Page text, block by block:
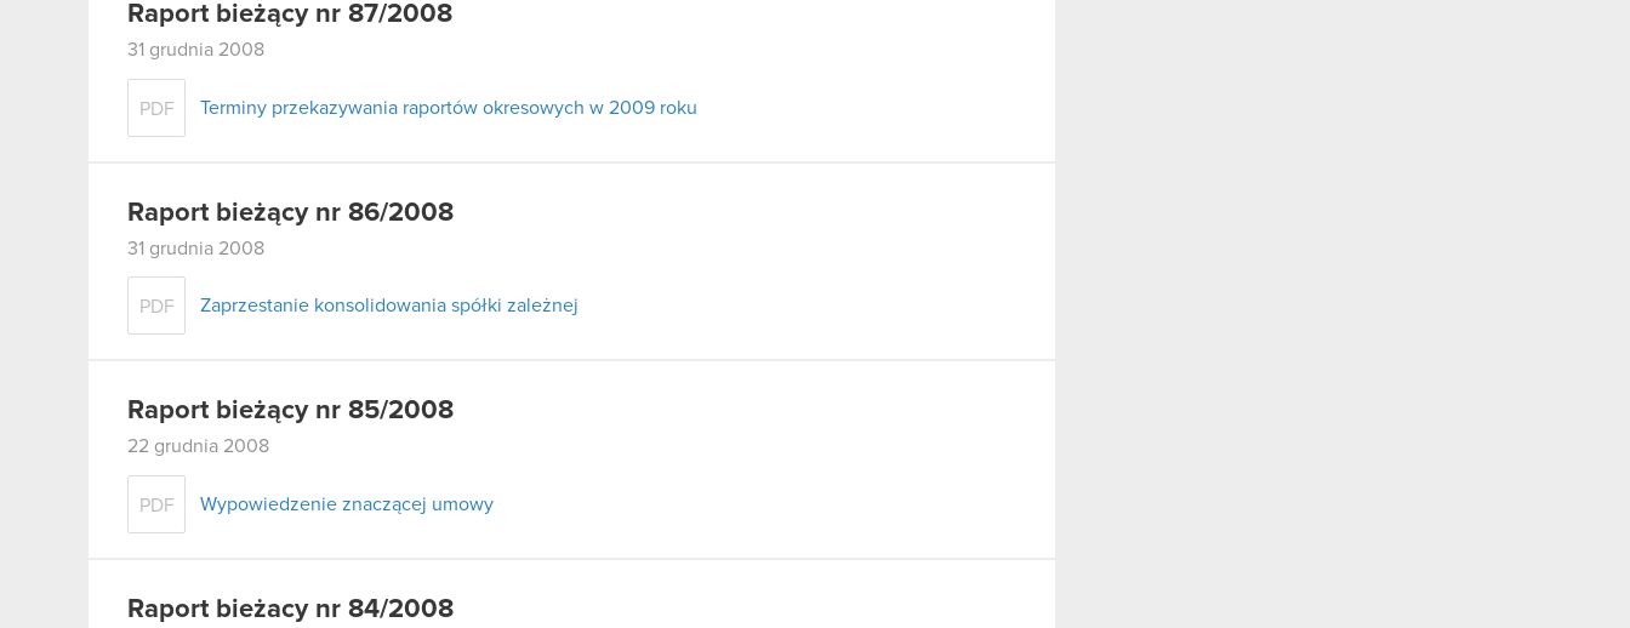
Raport bieżący nr 87/2008
31 grudnia 2008
PDF Terminy przekazywania raportów okresowych w 2009 roku
Raport bieżący nr 86/2008
31 grudnia 2008
PDF Zaprzestanie konsolidowania spółki zależnej
Raport bieżący nr 85/2008
22 grudnia 2008
PDF Wypowiedzenie znaczącej umowy
Raport bieżacy nr 84/2008